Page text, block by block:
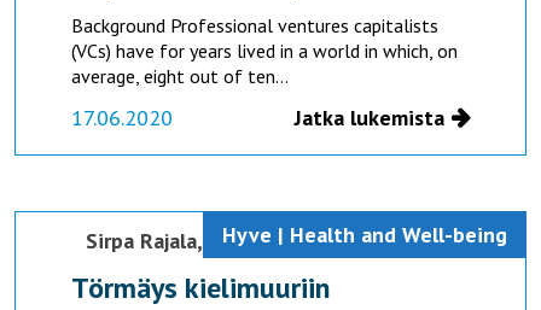
Background Professional ventures capitalists
(VCs) have for years lived in a world in which, on
average, eight out of ten...
17.06.2020 Jatka lukemista
Hyve | Health and Well-being
Sirpa Rajala, Raija Sairanen
Törmäys kielimuuriin